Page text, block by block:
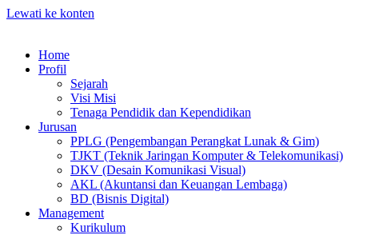
Lewati ke konten
Home
Profil
Sejarah
Visi Misi
Tenaga Pendidik dan Kependidikan
Jurusan
PPLG (Pengembangan Perangkat Lunak & Gim)
TJKT (Teknik Jaringan Komputer & Telekomunikasi)
DKV (Desain Komunikasi Visual)
AKL (Akuntansi dan Keuangan Lembaga)
BD (Bisnis Digital)
Management
Kurikulum